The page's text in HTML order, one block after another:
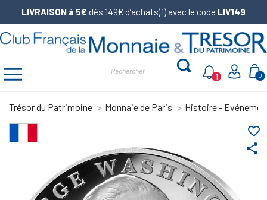
LIVRAISON à 5€ dès 149€ d’achats(1) avec le code LIV149
0
1
Trésor du Patrimoine Monnaie de Paris Histoire -
share
favorite_border